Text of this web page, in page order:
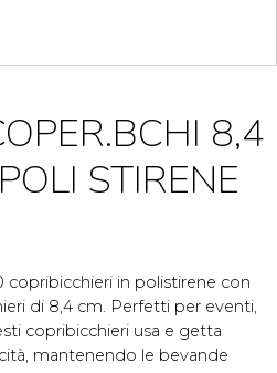
8,4
STIRENE
copribicchieri in polistirene con
di 8,4 cm. Perfetti per eventi,
copribicchieri usa e getta
mantenendo le bevande